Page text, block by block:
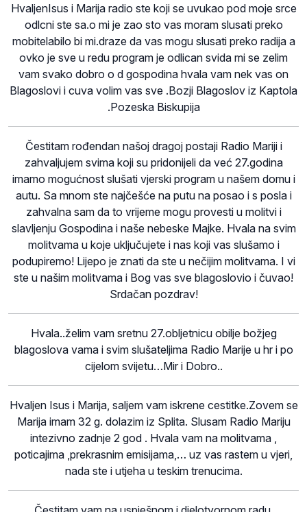
HvaljenIsus i Marija radio ste koji se uvukao pod moje srce
odlcni ste sa.o mi je zao sto vas moram slusati preko
mobitelabilo bi mi.draze da vas mogu slusati preko radija a
ovko je sve u redu program je odlican svida mi se zelim
vam svako dobro o d gospodina hvala vam nek vas on
Blagoslovi i cuva volim vas sve .Bozji Blagoslov iz Kaptola
.Pozeska Biskupija
Čestitam rođendan našoj dragoj postaji Radio Mariji i
zahvaljujem svima koji su pridonijeli da već 27.godina
imamo mogućnost slušati vjerski program u našem domu i
autu. Sa mnom ste najčešće na putu na posao i s posla i
zahvalna sam da to vrijeme mogu provesti u molitvi i
slavljenju Gospodina i naše nebeske Majke. Hvala na svim
molitvama u koje uključujete i nas koji vas slušamo i
podupiremo! Lijepo je znati da ste u nečijim molitvama. I vi
ste u našim molitvama i Bog vas sve blagoslovio i čuvao!
Srdačan pozdrav!
Hvala..želim vam sretnu 27.obljetnicu obilje božjeg
blagoslova vama i svim slušateljima Radio Marije u hr i po
cijelom svijetu…Mir i Dobro..
Hvaljen Isus i Marija, saljem vam iskrene cestitke.Zovem se
Marija imam 32 g. dolazim iz Splita. Slusam Radio Mariju
intezivno zadnje 2 god . Hvala vam na molitvama ,
poticajima ,prekrasnim emisijama,… uz vas rastem u vjeri,
nada ste i utjeha u teskim trenucima.